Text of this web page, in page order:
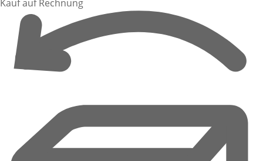
Kauf auf Rechnung